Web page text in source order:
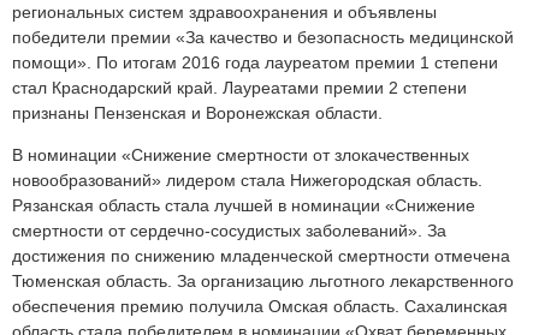
региональных систем здравоохранения и объявлены
победители премии «За качество и безопасность медицинской
помощи». По итогам 2016 года лауреатом премии 1 степени
стал Краснодарский край. Лауреатами премии 2 степени
признаны Пензенская и Воронежская области.
В номинации «Снижение смертности от злокачественных
новообразований» лидером стала Нижегородская область.
Рязанская область стала лучшей в номинации «Снижение
смертности от сердечно-сосудистых заболеваний». За
достижения по снижению младенческой смертности отмечена
Тюменская область. За организацию льготного лекарственного
обеспечения премию получила Омская область. Сахалинская